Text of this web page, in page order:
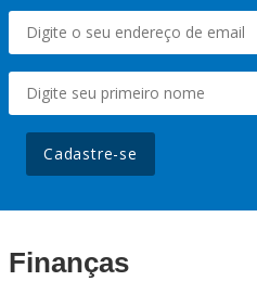
Cadastre-se
Finanças